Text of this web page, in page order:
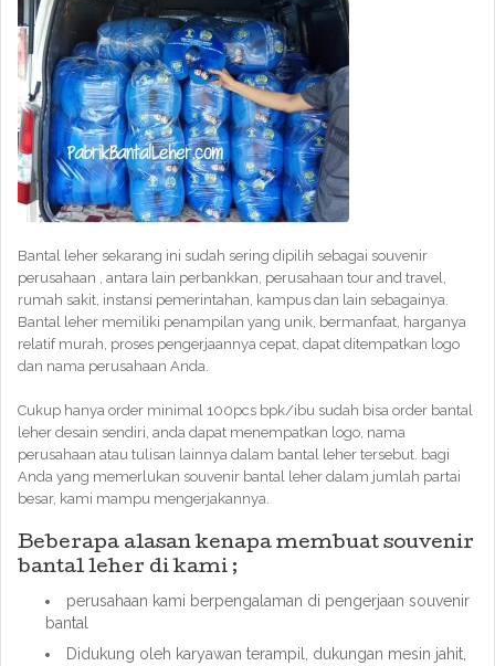
Bantal leher sekarang ini sudah sering dipilih sebagai souvenir
perusahaan , antara lain perbankkan, perusahaan tour and travel,
rumah sakit, instansi pemerintahan, kampus dan lain sebagainya.
Bantal leher memiliki penampilan yang unik, bermanfaat, harganya
relatif murah, proses pengerjaannya cepat, dapat ditempatkan logo
dan nama perusahaan Anda.
Cukup hanya order minimal 100pcs bpk/ibu sudah bisa order bantal
leher desain sendiri, anda dapat menempatkan logo, nama
perusahaan atau tulisan lainnya dalam bantal leher tersebut. bagi
Anda yang memerlukan souvenir bantal leher dalam jumlah partai
besar, kami mampu mengerjakannya.
Beberapa alasan kenapa membuat souvenir
bantal leher di kami ;
perusahaan kami berpengalaman di pengerjaan souvenir
bantal
Didukung oleh karyawan terampil, dukungan mesin jahit,